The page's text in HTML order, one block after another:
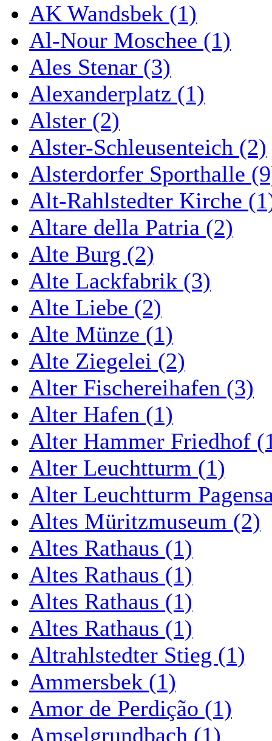
AK Wandsbek (1)
Al-Nour Moschee (1)
Ales Stenar (3)
Alexanderplatz (1)
Alster (2)
Alster-Schleusenteich (2)
Alsterdorfer Sporthalle
Alt-Rahlstedter Kirche
Altare della Patria (2)
Alte Burg (2)
Alte Lackfabrik (3)
Alte Liebe (2)
Alte Münze (1)
Alte Ziegelei (2)
Alter Fischereihafen (3)
Alter Hafen (1)
Alter Hammer Friedhof
Alter Leuchtturm (1)
Alter Leuchtturm
Altes Müritzmuseum (2)
Altes Rathaus (1)
Altes Rathaus (1)
Altes Rathaus (1)
Altes Rathaus (1)
Altrahlstedter Stieg (1)
Ammersbek (1)
Amor de Perdição (1)
Amselgrundbach (1)